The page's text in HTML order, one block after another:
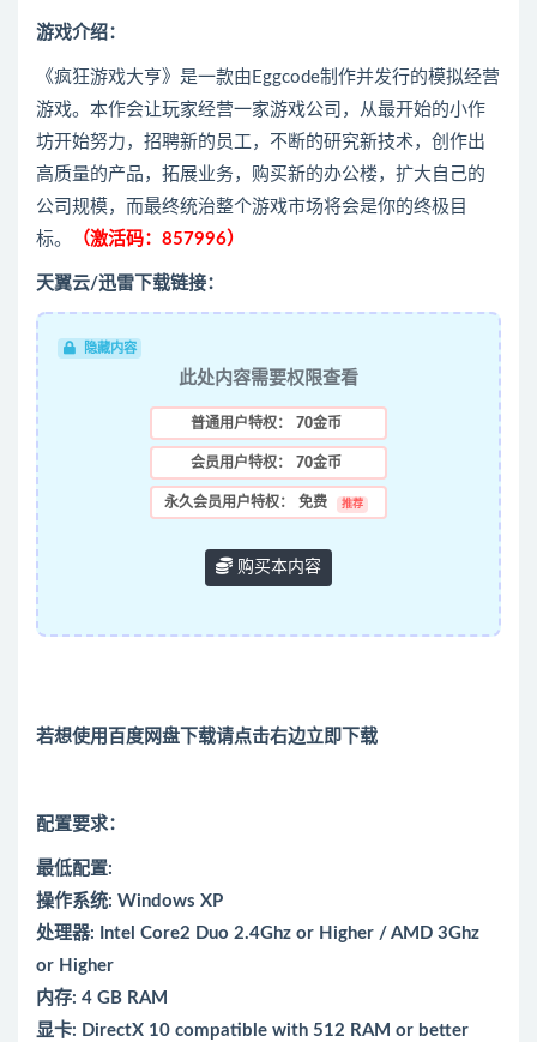
游戏介绍：
《疯狂游戏大亨》是一款由Eggcode制作并发行的模拟经营
游戏。本作会让玩家经营一家游戏公司，从最开始的小作
坊开始努力，招聘新的员工，不断的研究新技术，创作出
高质量的产品，拓展业务，购买新的办公楼，扩大自己的
公司规模，而最终统治整个游戏市场将会是你的终极目
标。
（激活码：857996）
天翼云/迅雷下载链接：
隐藏内容
此处内容需要权限查看
普通用户特权： 70金币
会员用户特权： 70金币
永久会员用户特权： 免费 推荐
购买本内容
若想使用百度网盘下载请点击右边立即下载
配置要求：
最低配置:
操作系统: Windows XP
处理器: Intel Core2 Duo 2.4Ghz or Higher / AMD 3Ghz
or Higher
内存: 4 GB RAM
显卡: DirectX 10 compatible with 512 RAM or better